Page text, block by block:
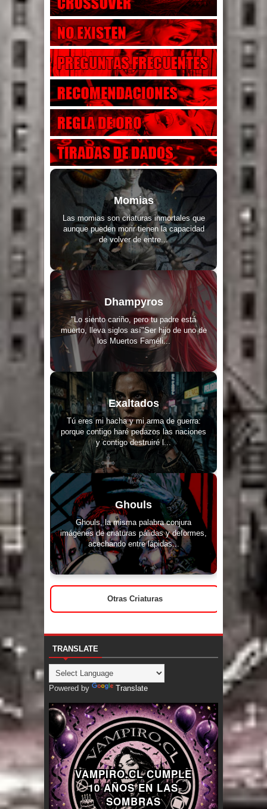
Momias
Las momias son criaturas inmortales que
aunque pueden morir tienen la capacidad
de volver de entre...
Dhampyros
"Lo siento cariño, pero tu padre está
muerto, lleva siglos así"Ser hijo de uno de
los Muertos Faméli...
Exaltados
Tú eres mi hacha y mi arma de guerra:
porque contigo haré pedazos las naciones
y contigo destruiré l...
Ghouls
Ghouls, la misma palabra conjura
imágenes de criaturas pálidas y deformes,
acechando entre lápidas...
Otras Criaturas
TRANSLATE
Powered by Translate
VAMPIRO.CL CUMPLE
10 AÑOS EN LAS
SOMBRAS